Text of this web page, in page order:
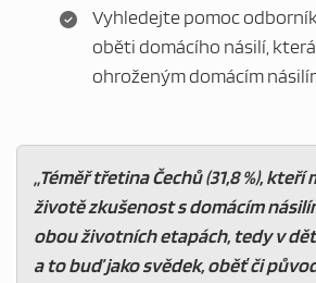
Vyhledejte pomoc
oběti domácího násilí,
ohroženým domácím
„Téměř třetina Čechů (31,8 %), kteří
životě zkušenost s domácím
obou životních etapách, tedy v
a to buď jako svědek, oběť či